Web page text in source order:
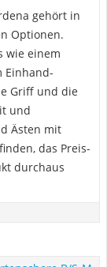
gehört in
Optionen.
wie einem
Einhand-
Griff und die
und
Ästen mit
das Preis-
durchaus